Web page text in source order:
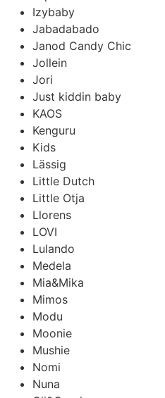
Izybaby
Jabadabado
Janod Candy Chic
Jollein
Jori
Just kiddin baby
KAOS
Kenguru
Kids
Lässig
Little Dutch
Little Otja
Llorens
LOVI
Lulando
Medela
Mia&Mika
Mimos
Modu
Moonie
Mushie
Nomi
Nuna